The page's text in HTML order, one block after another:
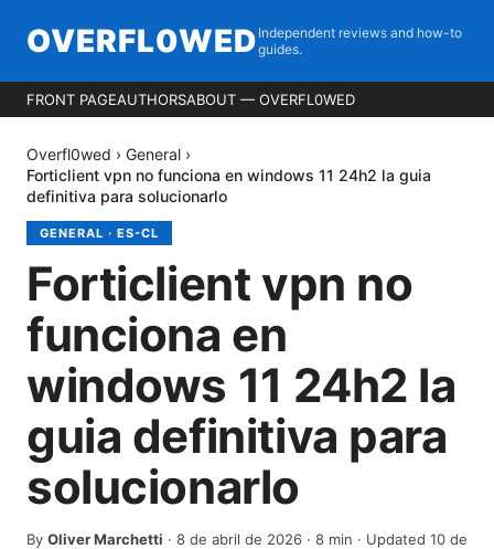
OVERFL0WED Independent reviews and how-to
guides.
FRONT PAGEAUTHORSABOUT — OVERFL0WED
Overfl0wed › General ›
Forticlient vpn no funciona en windows 11 24h2 la guia
definitiva para solucionarlo
GENERAL · ES-CL
Forticlient vpn no
funciona en
windows 11 24h2 la
guia definitiva para
solucionarlo
By Oliver Marchetti · 8 de abril de 2026 · 8 min · Updated 10 de